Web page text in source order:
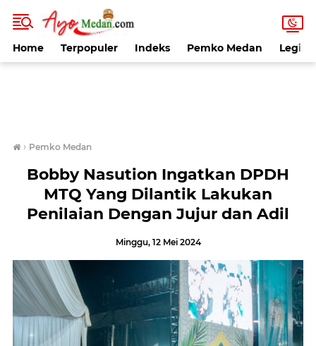
Home Terpopuler Indeks Pemko Medan
› Pemko Medan
Bobby Nasution Ingatkan DPDH
MTQ Yang Dilantik Lakukan
Penilaian Dengan Jujur dan Adil
Minggu, 12 Mei 2024